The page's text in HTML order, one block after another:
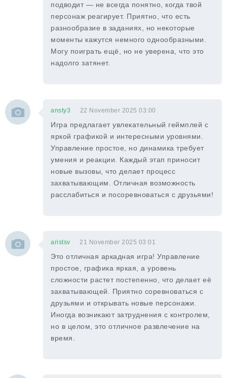
подводит — не всегда понятно, когда твой
персонаж реагирует. Приятно, что есть
разнообразие в заданиях, но некоторые
моменты кажутся немного однообразными.
Могу поиграть ещё, но не уверена, что это
надолго затянет.
ansty3 22 November 2025 03:00
Игра предлагает увлекательный геймплей с
яркой графикой и интересными уровнями.
Управление простое, но динамика требует
умения и реакции. Каждый этап приносит
новые вызовы, что делает процесс
захватывающим. Отличная возможность
расслабиться и посоревноваться с друзьями!
aristsv 21 November 2025 03:01
Это отличная аркадная игра! Управление
простое, графика яркая, а уровень
сложности растет постепенно, что делает её
захватывающей. Приятно соревноваться с
друзьями и открывать новые персонажи.
Иногда возникают затруднения с контролем,
но в целом, это отличное развлечение на
время.